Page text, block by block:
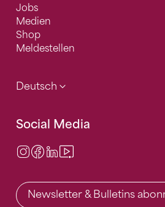
Jobs
Medien
Shop
Meldestellen
Deutsch
Social Media
Instagram
Facebook
LinkedIn
Newsletter & Bulletins